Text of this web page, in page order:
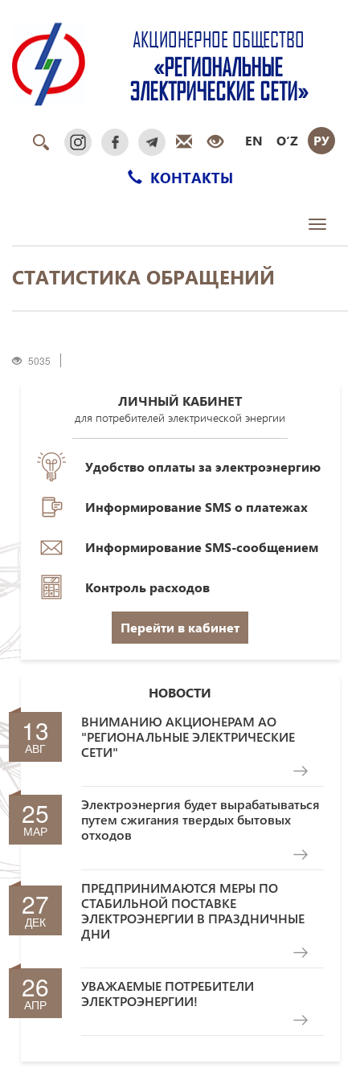
АКЦИОНЕРНОЕ ОБЩЕСТВО
«РЕГИОНАЛЬНЫЕ
ЭЛЕКТРИЧЕСКИЕ СЕТИ»
EN O‘Z РУ
КОНТАКТЫ
Toggle
СТАТИСТИКА ОБРАЩЕНИЙ
5035
ЛИЧНЫЙ КАБИНЕТ
для потребителей электрической энергии
Удобство оплаты за электроэнергию
Информирование SMS о платежах
Информирование SMS-сообщением
Контроль расходов
Перейти в кабинет
НОВОСТИ
13
АВГ
ВНИМАНИЮ АКЦИОНЕРАМ АО
"РЕГИОНАЛЬНЫЕ ЭЛЕКТРИЧЕСКИЕ
СЕТИ"
25
МАР
Электроэнергия будет вырабатываться
путем сжигания твердых бытовых
отходов
27
ДЕК
ПРЕДПРИНИМАЮТСЯ МЕРЫ ПО
СТАБИЛЬНОЙ ПОСТАВКЕ
ЭЛЕКТРОЭНЕРГИИ В ПРАЗДНИЧНЫЕ
ДНИ
26
АПР
УВАЖАЕМЫЕ ПОТРЕБИТЕЛИ
ЭЛЕКТРОЭНЕРГИИ!